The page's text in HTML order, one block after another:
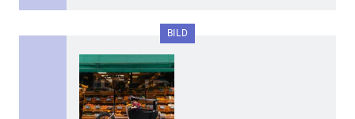
BILD